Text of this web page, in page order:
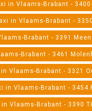
in Vlaams-Brabant - 3400
in Vlaams-Brabant -
Brabant - 3391
Brabant - 3461
in Vlaams-Brabant - 3321
in Vlaams-Brabant - 3454
in Vlaams-Brabant - 3390